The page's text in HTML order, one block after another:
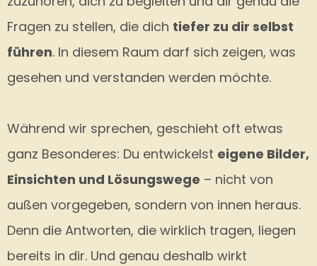
Fragen zu stellen, die dich tiefer zu dir selbst
führen. In diesem Raum darf sich zeigen, was
gesehen und verstanden werden möchte.
Während wir sprechen, geschieht oft etwas
ganz Besonderes: Du entwickelst eigene Bilder,
Einsichten und Lösungswege – nicht von
außen vorgegeben, sondern von innen heraus.
Denn die Antworten, die wirklich tragen, liegen
bereits in dir. Und genau deshalb wirkt